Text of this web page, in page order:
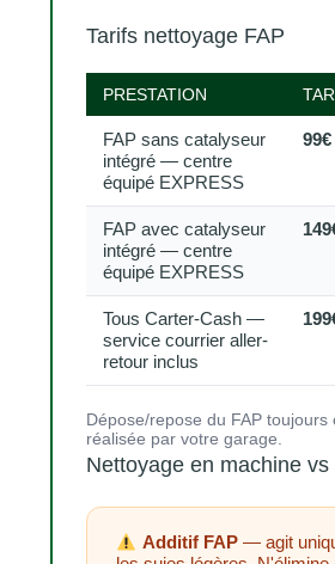
Tarifs nettoyage FAP
PRESTATION
FAP sans catalyseur
intégré — centre
équipé EXPRESS
99€
FAP avec catalyseur
intégré — centre
équipé EXPRESS
Tous Carter-Cash —
service courrier aller-
retour inclus
Dépose/repose du FAP toujours
réalisée par votre garage.
Nettoyage en machine
Additif FAP— agit